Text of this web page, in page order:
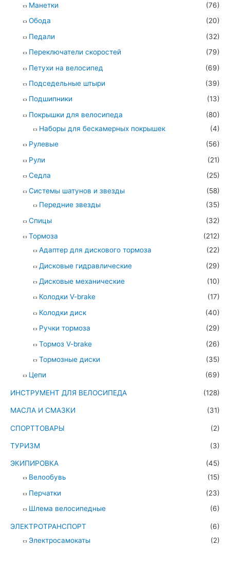
Манетки
(76)
Обода
(20)
Педали
(32)
Переключатели скоростей
(79)
Петухи на велосипед
(69)
Подседельные штыри
(39)
Подшипники
(13)
Покрышки для велосипеда
(80)
Наборы для бескамерных покрышек
(4)
Рулевые
(56)
Рули
(21)
Седла
(25)
Системы шатунов и звезды
(58)
Передние звезды
(35)
Спицы
(32)
Тормоза
(212)
Адаптер для дискового тормоза
(22)
Дисковые гидравлические
(29)
Дисковые механические
(10)
Колодки V-brake
(17)
Колодки диск
(40)
Ручки тормоза
(29)
Тормоз V-brake
(26)
Тормозные диски
(35)
Цепи
(69)
ИНСТРУМЕНТ ДЛЯ ВЕЛОСИПЕДА (128)
МАСЛА И СМАЗКИ (31)
СПОРТТОВАРЫ (2)
ТУРИЗМ (3)
ЭКИПИРОВКА
(45)
Велообувь
(15)
Перчатки
(23)
Шлема велосипедные
(6)
ЭЛЕКТРОТРАНСПОРТ
(6)
Электросамокаты
(2)